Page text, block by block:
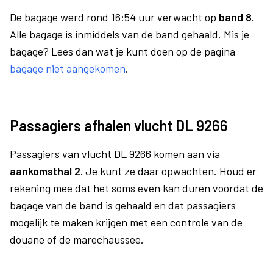
De bagage werd rond 16:54 uur verwacht op band 8.
Alle bagage is inmiddels van de band gehaald. Mis je
bagage? Lees dan wat je kunt doen op de pagina
bagage niet aangekomen.
Passagiers afhalen vlucht DL 9266
Passagiers van vlucht DL 9266 komen aan via
aankomsthal 2. Je kunt ze daar opwachten. Houd er
rekening mee dat het soms even kan duren voordat de
bagage van de band is gehaald en dat passagiers
mogelijk te maken krijgen met een controle van de
douane of de marechaussee.